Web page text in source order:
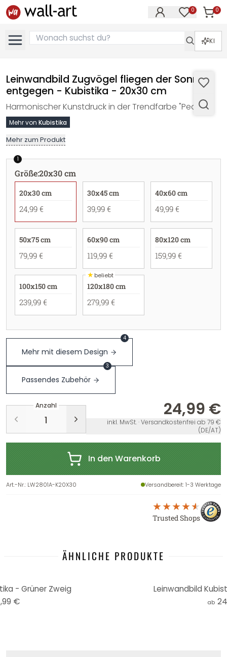
0 0
KI
Leinwandbild Zugvögel fliegen der Sonne
entgegen - Kubistika - 20x30 cm
Harmonischer Kunstdruck in der Trendfarbe "Peach"
Mehr von Kubistika
Mehr zum Produkt
1
Größe:20x30 cm
20x30 cm
24,99 €
30x45 cm
39,99 €
40x60 cm
49,99 €
50x75 cm
79,99 €
60x90 cm
119,99 €
80x120 cm
159,99 €
100x150 cm
239,99 €
★beliebt
120x180 cm
279,99 €
Mehr mit diesem Design
4
Passendes Zubehör
3
Anzahl 24,99 €
inkl. MwSt. · Versandkostenfrei ab 79 €
(DE/AT)
In den Warenkorb
Art.-Nr.: LW2801A-K20X30 Versandbereit: 1-3 Werktage
Trusted Shops
ÄHNLICHE PRODUKTE
- Grüner Zweig
€
Leinwandbild
ab